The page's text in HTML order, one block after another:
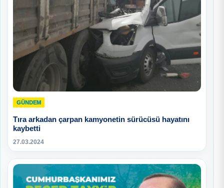
GÜNDEM
Tıra arkadan çarpan kamyonetin sürücüsü hayatını
kaybetti
27.03.2024